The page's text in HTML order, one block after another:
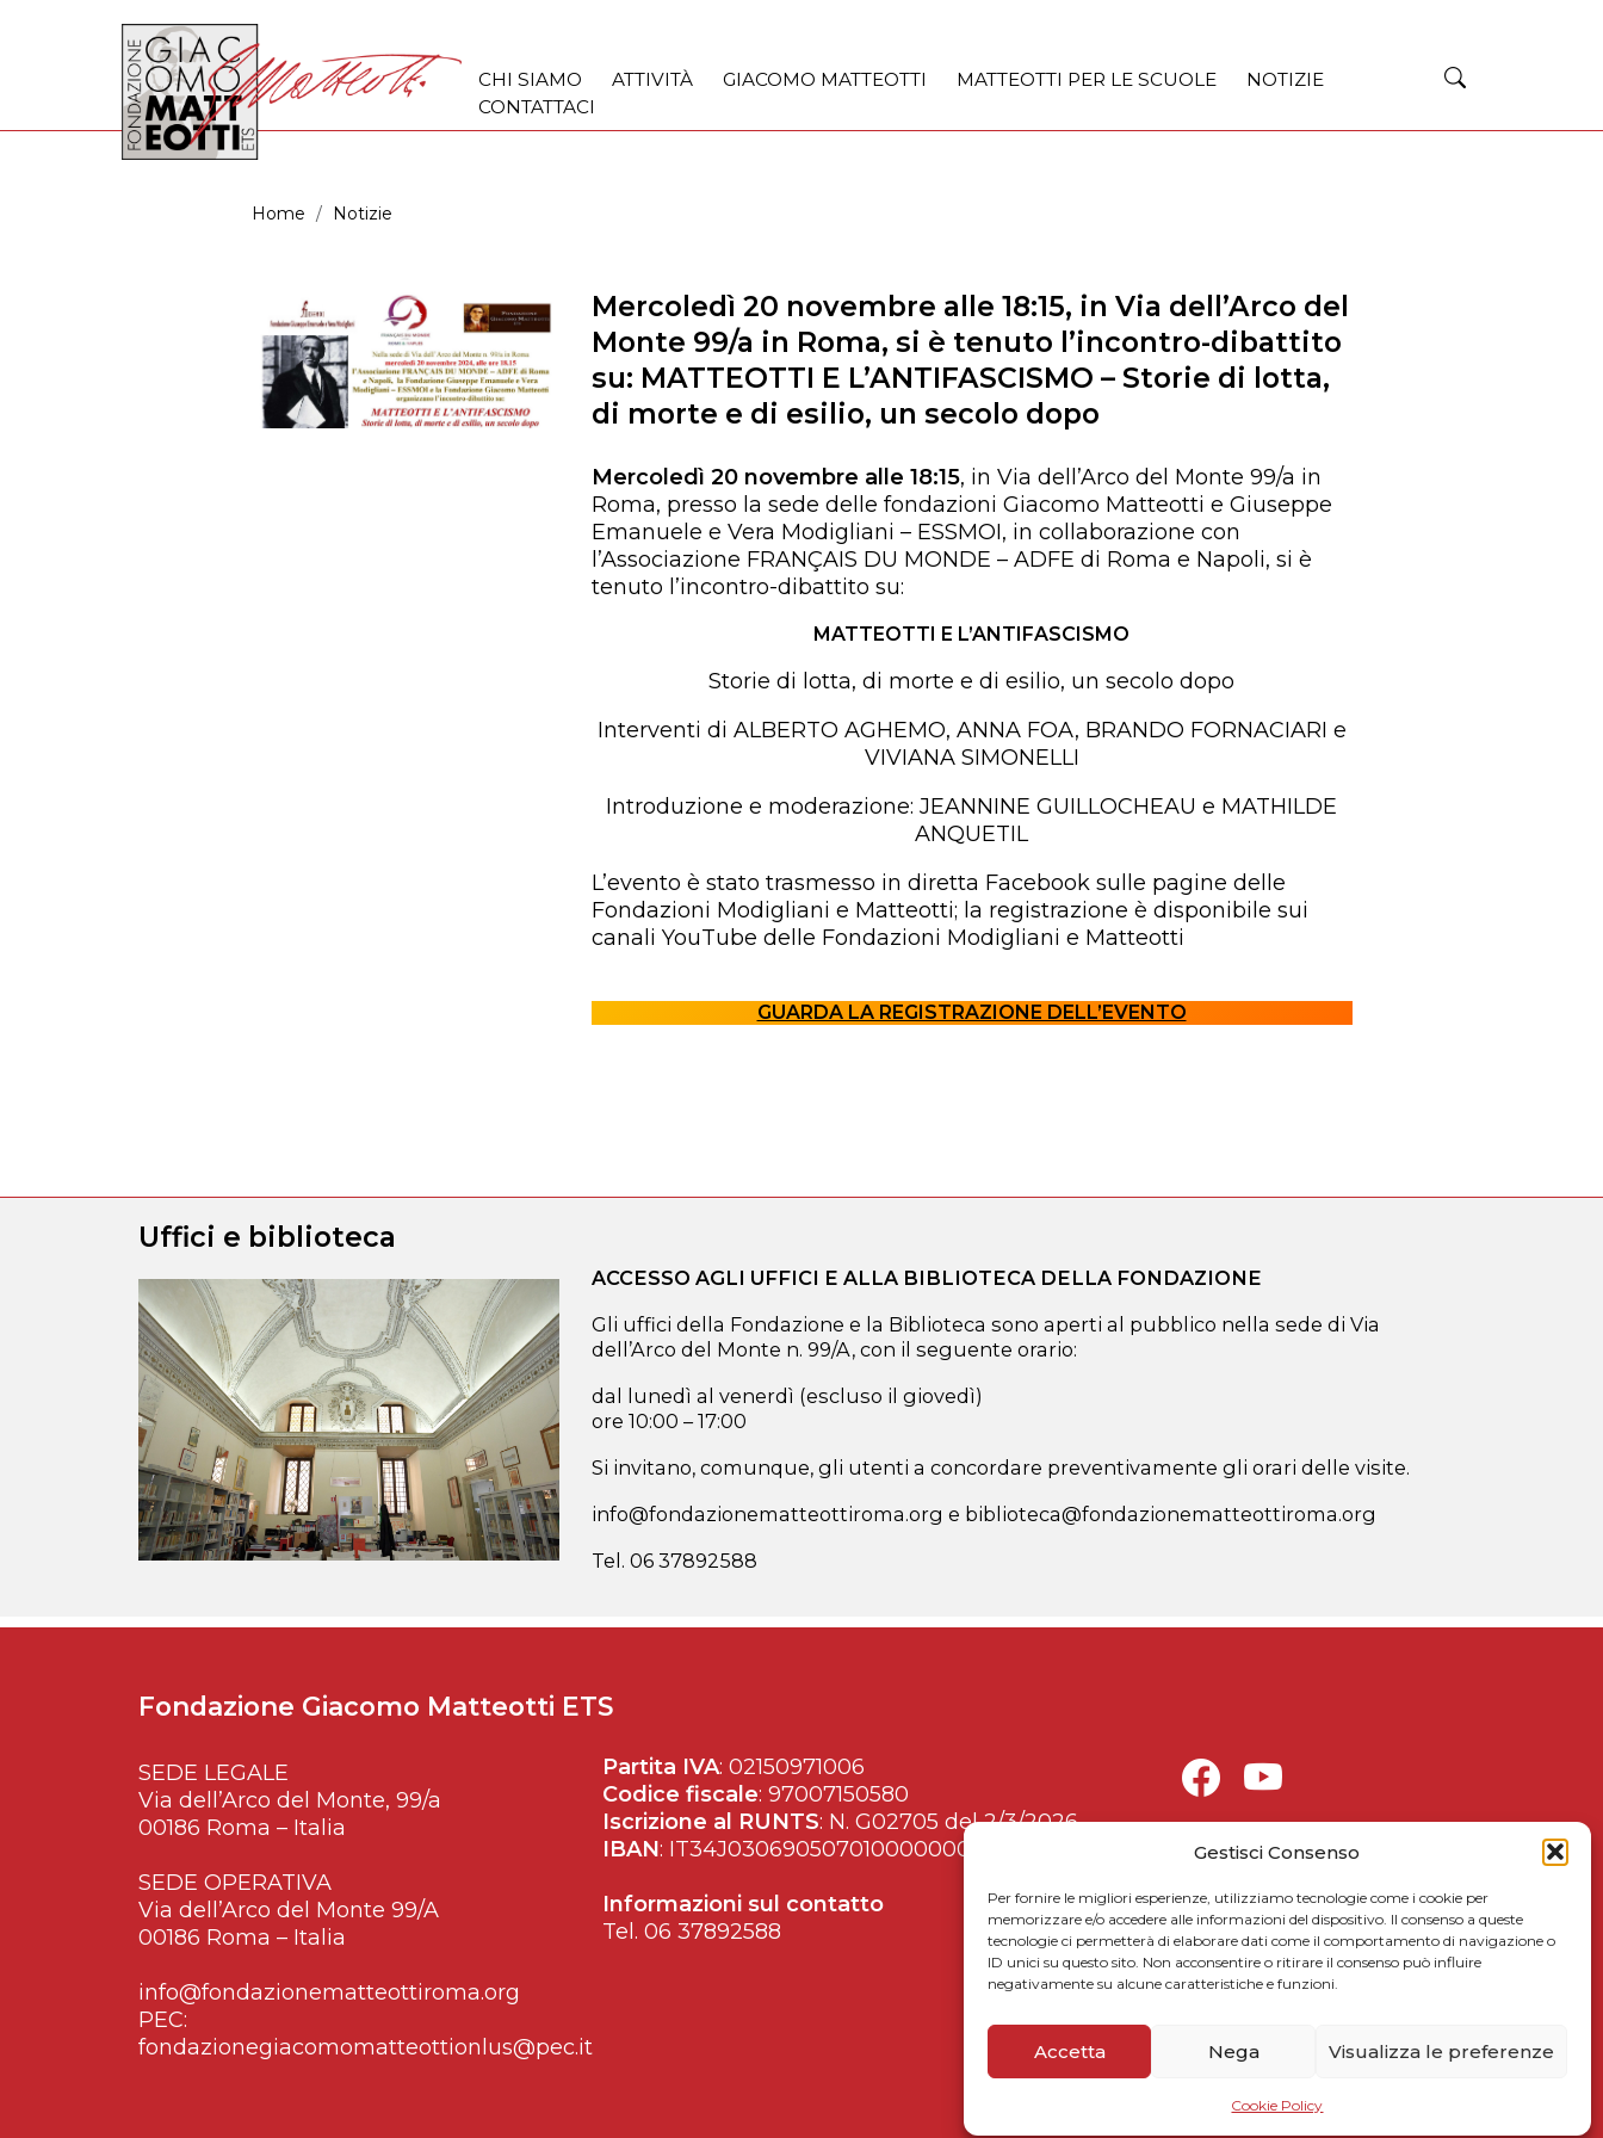
Gestisci Consenso
Per fornire le migliori esperienze, utilizziamo tecnologie come i cookie per
memorizzare e/o accedere alle informazioni del dispositivo. Il consenso a queste
tecnologie ci permetterà di elaborare dati come il comportamento di navigazione o
ID unici su questo sito. Non acconsentire o ritirare il consenso può influire
negativamente su alcune caratteristiche e funzioni.
Accetta Nega Visualizza le preferenze
Cookie Policy
CHI SIAMO ATTIVITÀ GIACOMO MATTEOTTI MATTEOTTI PER LE SCUOLE
NOTIZIE
CONTATTACI
Home Notizie
Mercoledì 20 novembre alle 18:15, in Via dell’Arco del
Monte 99/a in Roma, si è tenuto l’incontro-dibattito
su: MATTEOTTI E L’ANTIFASCISMO – Storie di lotta,
di morte e di esilio, un secolo dopo
Mercoledì 20 novembre alle 18:15, in Via dell’Arco del Monte 99/a in
Roma, presso la sede delle fondazioni Giacomo Matteotti e Giuseppe
Emanuele e Vera Modigliani – ESSMOI, in collaborazione con
l’Associazione FRANÇAIS DU MONDE – ADFE di Roma e Napoli, si è
tenuto l’incontro-dibattito su:
MATTEOTTI E L’ANTIFASCISMO
Storie di lotta, di morte e di esilio, un secolo dopo
Interventi di ALBERTO AGHEMO, ANNA FOA, BRANDO FORNACIARI e
VIVIANA SIMONELLI
Introduzione e moderazione: JEANNINE GUILLOCHEAU e MATHILDE
ANQUETIL
L’evento è stato trasmesso in diretta Facebook sulle pagine delle
Fondazioni Modigliani e Matteotti; la registrazione è disponibile sui
canali YouTube delle Fondazioni Modigliani e Matteotti
GUARDA LA REGISTRAZIONE DELL’EVENTO
Uffici e biblioteca
ACCESSO AGLI UFFICI E ALLA BIBLIOTECA DELLA FONDAZIONE
Gli uffici della Fondazione e la Biblioteca sono aperti al pubblico nella sede di Via
dell’Arco del Monte n. 99/A, con il seguente orario:
dal lunedì al venerdì (escluso il giovedì)
ore 10:00 – 17:00
Si invitano, comunque, gli utenti a concordare preventivamente gli orari delle visite.
info@fondazionematteottiroma.org e biblioteca@fondazionematteottiroma.org
Tel. 06 37892588
Fondazione Giacomo Matteotti ETS
SEDE LEGALE
Via dell’Arco del Monte, 99/a
00186 Roma – Italia
SEDE OPERATIVA
Via dell’Arco del Monte 99/A
00186 Roma – Italia
info@fondazionematteottiroma.org
PEC:
fondazionegiacomomatteottionlus@pec.it
Partita IVA: 02150971006
Codice fiscale: 97007150580
Iscrizione al RUNTS: N. G02705 del 2/3/2026
IBAN: IT34J0306905070100000002428
Informazioni sul contatto
Tel. 06 37892588
Celebrazioni matteottiane
Link utili
5xmille
Contattaci
Cookie Policy